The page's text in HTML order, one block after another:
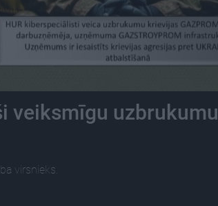
veiksmīgu uzbrukumu
virsnieks.